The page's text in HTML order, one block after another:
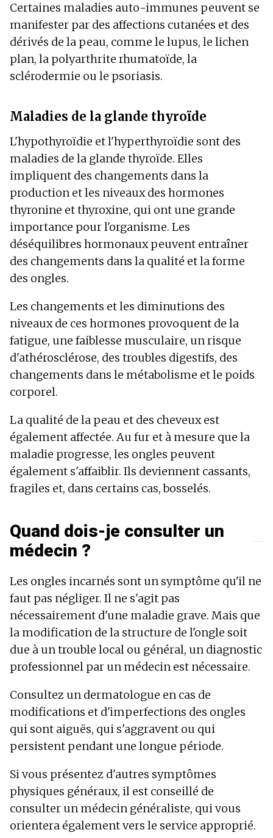
Certaines maladies auto-immunes peuvent se
manifester par des affections cutanées et des
dérivés de la peau, comme le lupus, le lichen
plan, la polyarthrite rhumatoïde, la
sclérodermie ou le psoriasis.
Maladies de la glande thyroïde
L'hypothyroïdie et l'hyperthyroïdie sont des
maladies de la glande thyroïde. Elles
impliquent des changements dans la
production et les niveaux des hormones
thyronine et thyroxine, qui ont une grande
importance pour l'organisme. Les
déséquilibres hormonaux peuvent entraîner
des changements dans la qualité et la forme
des ongles.
Les changements et les diminutions des
niveaux de ces hormones provoquent de la
fatigue, une faiblesse musculaire, un risque
d'athérosclérose, des troubles digestifs, des
changements dans le métabolisme et le poids
corporel.
La qualité de la peau et des cheveux est
également affectée. Au fur et à mesure que la
maladie progresse, les ongles peuvent
également s'affaiblir. Ils deviennent cassants,
fragiles et, dans certains cas, bosselés.
Quand dois-je consulter un
médecin ?
Les ongles incarnés sont un symptôme qu'il ne
faut pas négliger. Il ne s'agit pas
nécessairement d'une maladie grave. Mais que
la modification de la structure de l'ongle soit
due à un trouble local ou général, un diagnostic
professionnel par un médecin est nécessaire.
Consultez un dermatologue en cas de
modifications et d'imperfections des ongles
qui sont aiguës, qui s'aggravent ou qui
persistent pendant une longue période.
Si vous présentez d'autres symptômes
physiques généraux, il est conseillé de
consulter un médecin généraliste, qui vous
orientera également vers le service approprié.